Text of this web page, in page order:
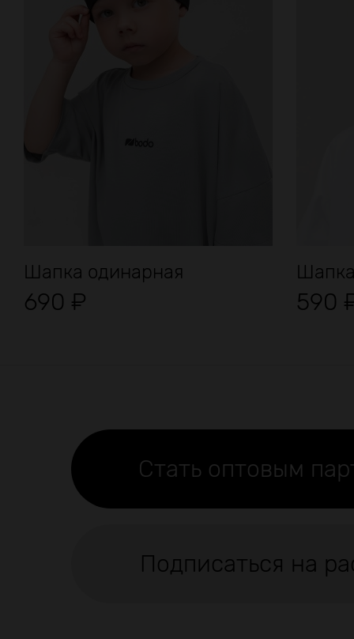
Шапка одинарная
690 ₽ 590
Стать оптовым
Подписаться на